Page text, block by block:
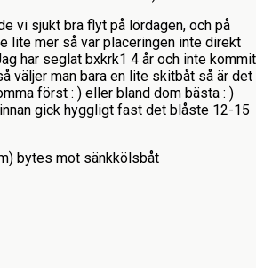
vi sjukt bra flyt på lördagen, och på
lite mer så var placeringen inte direkt
har seglat bxkrk1 4 år och inte kommit
väljer man bara en lite skitbåt så är det
först : ) eller bland dom bästa : )
gick hyggligt fast det blåste 12-15
bytes mot sänkkölsbåt